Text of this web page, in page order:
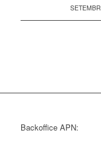
Backoffice APN: